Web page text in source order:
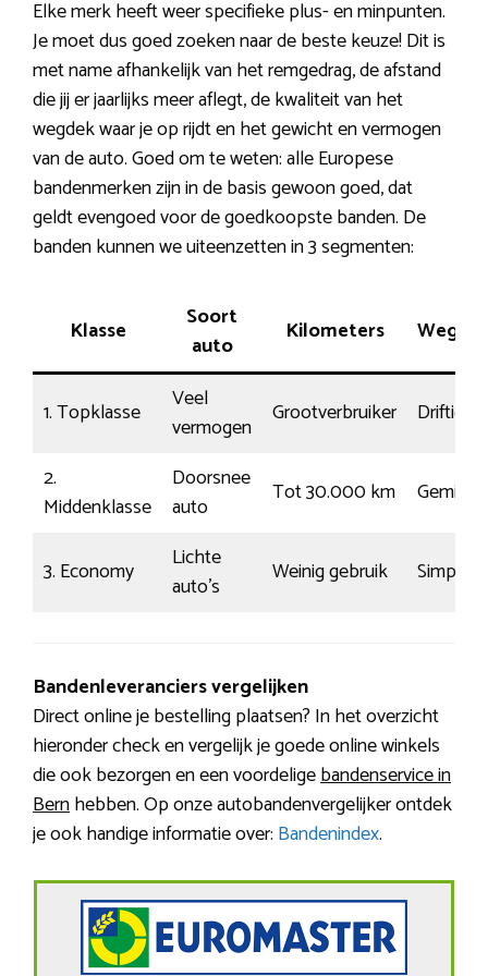
Elke merk heeft weer specifieke plus- en minpunten.
Je moet dus goed zoeken naar de beste keuze! Dit is
met name afhankelijk van het remgedrag, de afstand
die jij er jaarlijks meer aflegt, de kwaliteit van het
wegdek waar je op rijdt en het gewicht en vermogen
van de auto. Goed om te weten: alle Europese
bandenmerken zijn in de basis gewoon goed, dat
geldt evengoed voor de goedkoopste banden. De
banden kunnen we uiteenzetten in 3 segmenten:
Klasse
Soort
auto
Kilometers
1. Topklasse
Veel
vermogen
Grootverbruiker
Driftig
2.
Middenklasse
Doorsnee
auto
Tot 30.000 km
3. Economy
Lichte
auto’s
Weinig gebruik Simpel
Bandenleveranciers vergelijken
Direct online je bestelling plaatsen? In het overzicht
hieronder check en vergelijk je goede online winkels
die ook bezorgen en een voordeligebandenservice in
Bernhebben. Op onze autobandenvergelijker ontdek
je ook handige informatie over: Bandenindex.